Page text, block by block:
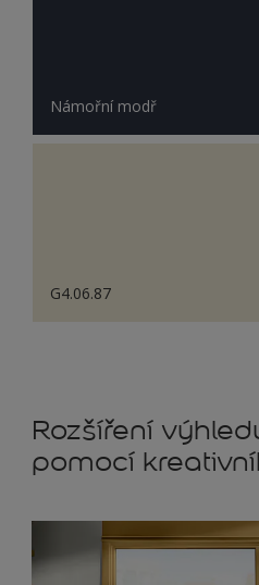
Námořní modř
G4.06.87
Rozšíření
pomocí